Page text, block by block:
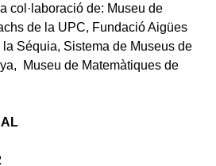
col·laboració de: Museu de
de la UPC, Fundació Aigües
la Séquia, Sistema de Museus de
Museu de Matemàtiques de